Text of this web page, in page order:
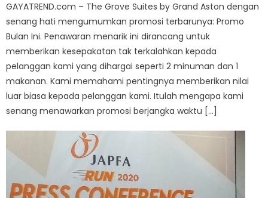
GAYATREND.com – The Grove Suites by Grand Aston dengan
senang hati mengumumkan promosi terbarunya: Promo
Bulan Ini. Penawaran menarik ini dirancang untuk
memberikan kesepakatan tak terkalahkan kepada
pelanggan kami yang dihargai seperti 2 minuman dan 1
makanan. Kami memahami pentingnya memberikan nilai
luar biasa kepada pelanggan kami. Itulah mengapa kami
senang menawarkan promosi berjangka waktu […]